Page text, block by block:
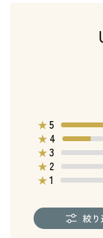
★5
★ 4
★3
★2
★1
絞り